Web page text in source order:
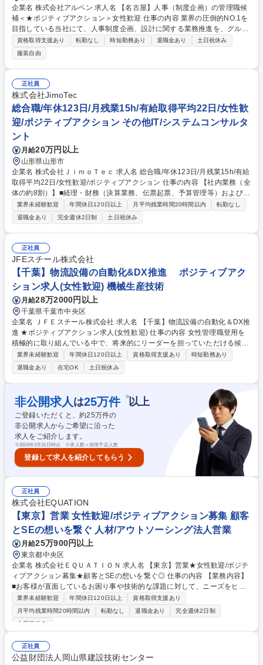
企業名 株式会社アルペン 求人名 【名古屋】人事（制度企画）の管理職候
補＜★ポジティブアクション＞女性歓迎 仕事の内容 業界の圧倒的NO.1を
目指している当社にて、人事制度企画、設計に関する業務推進を、グルー
プのリーダーとして下記業務を中心にお任せします。 【主業務】 ■就業規
程の法対応、改正案の策定 ■人事制度の企画立案と制度導入に向けた社内
調整、折衝 ■意識調査の実施と働き方改革の推進 ■雇用形態ごとの管理業
務全般 ■入社手続き、退職、異動などの手続き、管理に関する業務全般 ■
社内人材マネジメントの維持、管理 ■各種従業員問い合わせ窓口対応 ■人
事考課、評価確定に関する業務全般 募集職種 【名古屋】人事（制度企
画）の管理職候補＜★ポジティブアクション＞女性歓迎
資格取得支援あり 転勤なし 時短勤務あり 退職金あり
土日祝休み
服装自由
正社員
株式会社JimoTec
総合職/年休123日/月残業15h/有給取得平均22日/女性歓
迎/ポジティブアクション その他IT/システムコンサルタ
ント
月給20万円以上
山形県山形市
企業名 株式会社ＪｉｍｏＴｅｃ 求人名 総合職/年休123日/月残業15h/有給
取得平均22日/女性歓迎/ポジティブアクション 仕事の内容 【社内業務（全
体の約8割）】■経理・財務（決算業務、伝票起票、予算管理等）および人
事・総務・労務（給与計算、社保手続き、採用・備品管理等）など、バッ
クオフィス全般を担います。 【顧客支援・DX提案業務（全体の2割）】■
提携銀行から紹介された地元企業へ、経理・給与システムの導入や業務効
率化（データ化等）の提案、見積作成支援を行います。■※ニーズ発生時
（月1回程度）のみでノルマはありません。入社2～3ヶ月後から提案をス
タートし、慣れるまで先輩社員が同行するため安心です。■将来的に専門
性を広げ、会社の要としてご活躍いただける方を期待しています。 募集職
種 総合職/年休123日/月残業15h/有給取得平均22日/女性歓迎/ポジティブア
クション
業界未経験歓迎 年間休日120日以上 月平均残業時間20時間以内
転勤なし
退職金あり
完全週休2日制 土日祝休み
正社員
JFEスチール株式会社
【千葉】物流設備の自動化&DX推進 ポジティブアク
ション求人(女性歓迎) 機械生産技術
月給28万2000円以上
千葉県千葉市中央区
企業名 ＪＦＥスチール株式会社 求人名 【千葉】物流設備の自動化＆DX推
進 ★ポジティブアクション求人(女性歓迎) 仕事の内容 女性管理職登用を
積極的に取り組んでいる中で、将来的にリーダーを担っていただける候補
者を募集します。入社後は設備投資に関する業務(予算申請/仕様検討/建設/
試運転)をお任せします。 【詳細】物流設備(車両・クレーン・重機)の自動
運転や遠隔操作化検討、老朽更新/RPA化による業務効率化や精度向上/物
流ルート、資材見直し、運用改善による物流コスト削減/物流に係る原価管
理 ※DX推進に関わる業務が4～5割程度、他には倉庫間口/トラックルー
ト/燃費改善業務等もございます。またPJの金額規模は数千万～数億円単
位でPJ規模により複数担当可能です。 募集職種 【千葉】物流設備の自動
化＆DX推進 ★ポジティブアクション求人(女性歓迎)
業界未経験歓迎 年間休日120日以上 資格取得支援あり
時短勤務あり
退職金あり
在宅OK 土日祝休み
非公開求人 は25万件 ※以上
ご登録いただくと、約25万件の
非公開求人からご希望に沿った
求人をご紹介します。
※2026年3月31日時点 ※求人数＝採用予定人数
登録して求人を紹介してもらう
正社員
株式会社EQUATION
【東京】営業 女性歓迎/ポジティブアクション募集 顧客
とSEの想いを繋ぐ 人材/アウトソーシング法人営業
月給25万900円以上
東京都中央区
企業名 株式会社ＥＱＵＡＴＩＯＮ 求人名 【東京】営業★女性歓迎/ポジテ
ィブアクション募集★顧客とSEの想いを繋ぐ◎ 仕事の内容 【業務内容】
■お客様が直面しているお困り事や技術的な課題に対して、ニーズをヒア
リング、必要なスキルを有しているエンジニア様を探していただきます。
・お客様先やお客様先に常駐しているエンジニア様向けヒアリングを実施
し、就業上の課題や悩みを解決するサポート・エンジニア様が働きやすい
他社様のビジネスパートナーの開拓をお願いいたします。 テレアポや、メ
ールでやりとりの他、同業他社様と情報交換の打ち合せ等を行います。 募
集職種 【東京】営業★女性歓迎/ポジティブアクション募集★顧客とSEの
業界未経験歓迎 年間休日120日以上
資格取得支援あり
月平均残業時間20時間以内
転勤なし 退職金あり
完全週休2日制
土日祝休み
正社員
公益財団法人岡山県建設技術センター